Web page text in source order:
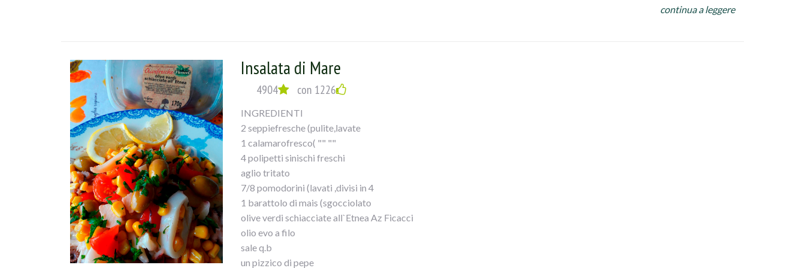
e versarlo in unacapace insalatiera con patate a tocchetti, cipolla affettata sottile, olive , sedano a cubetti, pomodorini
continua a leggere
Insalata di Mare
4904 con 1226
INGREDIENTI
2 seppiefresche (pulite,lavate
1 calamarofresco( "" ""
4 polipetti sinischi freschi
aglio tritato
7/8 pomodorini (lavati ,divisi in 4
1 barattolo di mais (sgocciolato
olive verdi schiacciate all`Etnea Az Ficacci
olio evo a filo
sale q.b
un pizzico di pepe